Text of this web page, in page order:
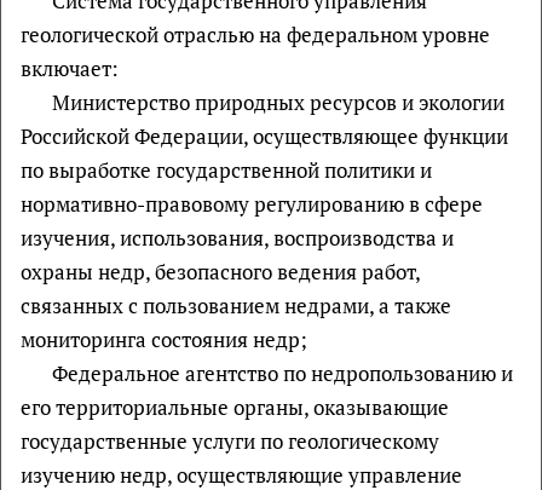
геологической отраслью на федеральном уровне
включает:
Министерство природных ресурсов и экологии
Российской Федерации, осуществляющее функции
по выработке государственной политики и
нормативно-правовому регулированию в сфере
изучения, использования, воспроизводства и
охраны недр, безопасного ведения работ,
связанных с пользованием недрами, а также
мониторинга состояния недр;
Федеральное агентство по недропользованию и
его территориальные органы, оказывающие
государственные услуги по геологическому
изучению недр, осуществляющие управление